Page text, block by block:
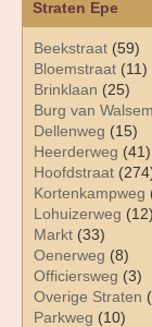
Straten Epe
Beekstraat (59)
Bloemstraat (11)
Brinklaan (25)
Burg van
Dellenweg (15)
Heerderweg (41)
Hoofdstraat
Kortenkampweg
Lohuizerweg (12)
Markt (33)
Oenerweg (8)
Officiersweg (3)
Overige Straten
Parkweg (10)